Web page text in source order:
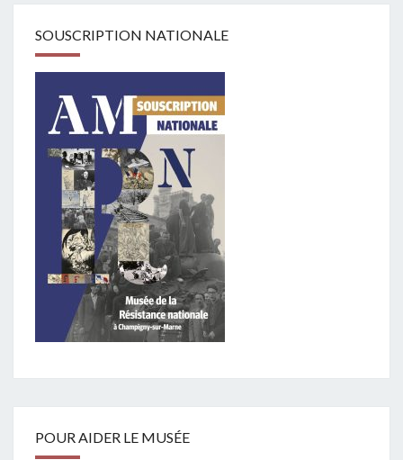
SOUSCRIPTION NATIONALE
POUR AIDER LE MUSÉE